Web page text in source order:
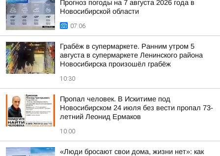
Прогноз погоды на 7 августа 2026 года в
Новосибирской области
07:06
Грабёж в супермаркете. Ранним утром 5
августа в супермаркете Ленинского района
Новосибирска произошёл грабёж
10:30
Пропал человек. В Искитиме под
Новосибирском 24 июля без вести пропал 73-
летний Леонид Ермаков
10:00
«Люди бросают свои дома, жизни нет»: как